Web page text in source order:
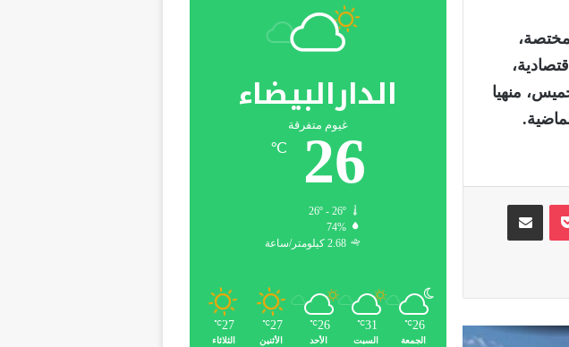
منهيا
الدارالبيضاء
غيوم متفرقة
26
℃
26º - 26º
74%
2.68 كيلومتر/ساعة
26
℃
الجمعة
31
℃
السبت
26
℃
الأحد
27
℃
الأثنين
27
℃
الثلاثاء